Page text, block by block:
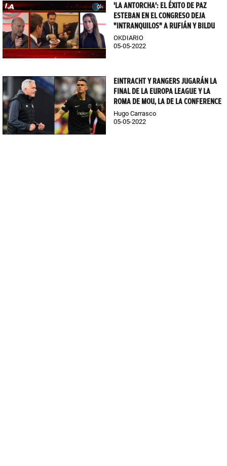
'LA ANTORCHA': EL ÉXITO DE PAZ
ESTEBAN EN EL CONGRESO DEJA
"INTRANQUILOS" A RUFIÁN Y BILDU
OKDIARIO
05-05-2022
EINTRACHT Y RANGERS JUGARÁN LA
FINAL DE LA EUROPA LEAGUE Y LA
ROMA DE MOU, LA DE LA CONFERENCE
Hugo Carrasco
05-05-2022